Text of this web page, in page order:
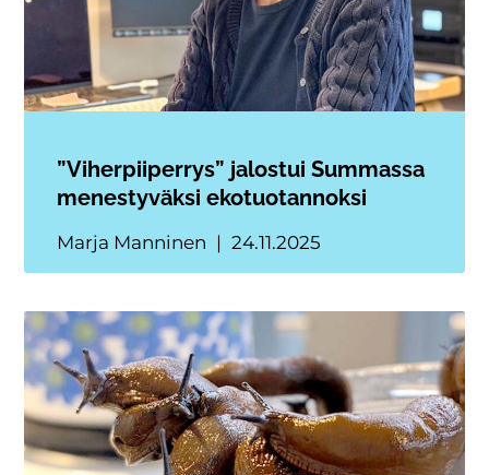
”Viherpiiperrys” jalostui Summassa
menestyväksi ekotuotannoksi
Marja Manninen 24.11.2025